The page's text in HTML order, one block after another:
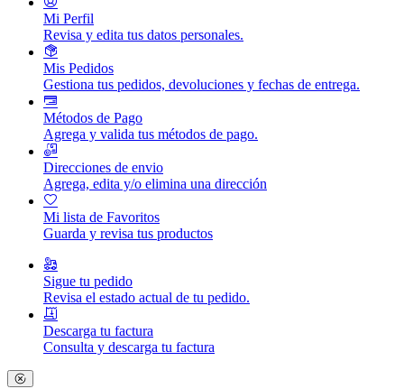
Mi Perfil
Revisa y edita tus datos personales.
Mis Pedidos
Gestiona tus pedidos, devoluciones y fechas de entrega.
Métodos de Pago
Agrega y valida tus métodos de pago.
Direcciones de envio
Agrega, edita y/o elimina una dirección
Mi lista de Favoritos
Guarda y revisa tus productos
Sigue tu pedido
Revisa el estado actual de tu pedido.
Descarga tu factura
Consulta y descarga tu factura